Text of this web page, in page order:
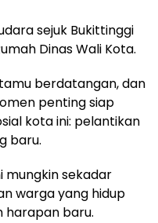
sejuk Bukittinggi
Dinas Wali Kota.
berdatangan, dan
penting siap
kota ini: pelantikan
baru.
mungkin sekadar
warga yang hidup
harapan baru.